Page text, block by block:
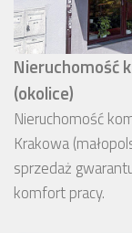
Nieruchomość
(okolice)
Nieruchomość
Krakowa
sprzedaż
komfort pracy.